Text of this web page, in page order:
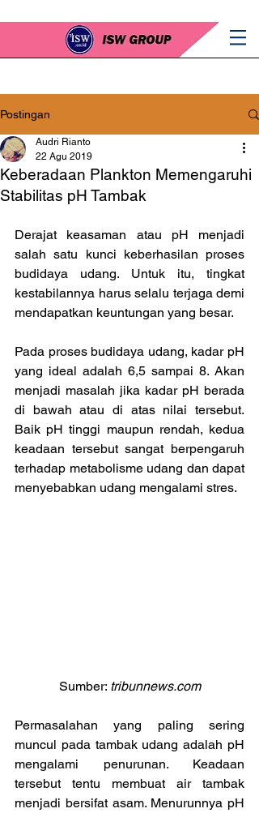
Postingan
Keberadaan Plankton Memengaruhi
Stabilitas pH Tambak
Audri Rianto
22 Agu 2019
Derajat keasaman atau pH menjadi
salah satu kunci keberhasilan proses
budidaya udang. Untuk itu, tingkat
kestabilannya harus selalu terjaga demi
mendapatkan keuntungan yang besar.
Pada proses budidaya udang, kadar pH
yang ideal adalah 6,5 sampai 8. Akan
menjadi masalah jika kadar pH berada
di bawah atau di atas nilai tersebut.
Baik pH tinggi maupun rendah, kedua
keadaan tersebut sangat berpengaruh
terhadap metabolisme udang dan dapat
menyebabkan udang mengalami stres.
Sumber: tribunnews.com
Permasalahan yang paling sering
muncul pada tambak udang adalah pH
mengalami penurunan. Keadaan
tersebut tentu membuat air tambak
menjadi bersifat asam. Menurunnya pH